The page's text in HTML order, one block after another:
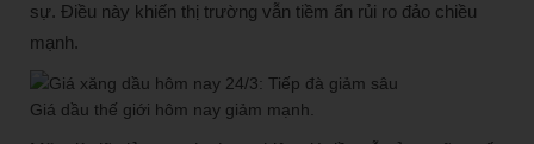
sự. Điều này khiến thị trường vẫn tiềm ẩn rủi ro đảo chiều
mạnh.
Giá dầu thế giới hôm nay giảm mạnh.